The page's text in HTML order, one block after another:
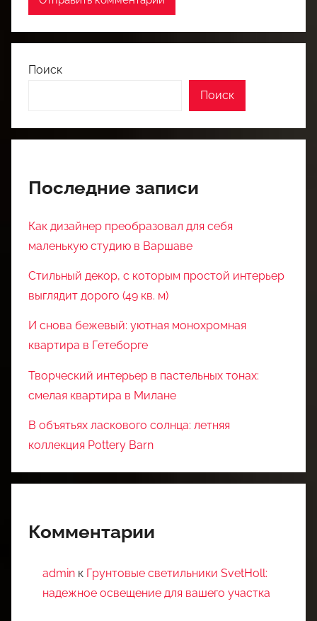
Поиск
Поиск
Последние записи
Как дизайнер преобразовал для себя
маленькую студию в Варшаве
Стильный декор, с которым простой интерьер
выглядит дорого (49 кв. м)
И снова бежевый: уютная монохромная
квартира в Гетеборге
Творческий интерьер в пастельных тонах:
смелая квартира в Милане
В объятьях ласкового солнца: летняя
коллекция Pottery Barn
Комментарии
admin к Грунтовые светильники SvetHoll:
надежное освещение для вашего участка